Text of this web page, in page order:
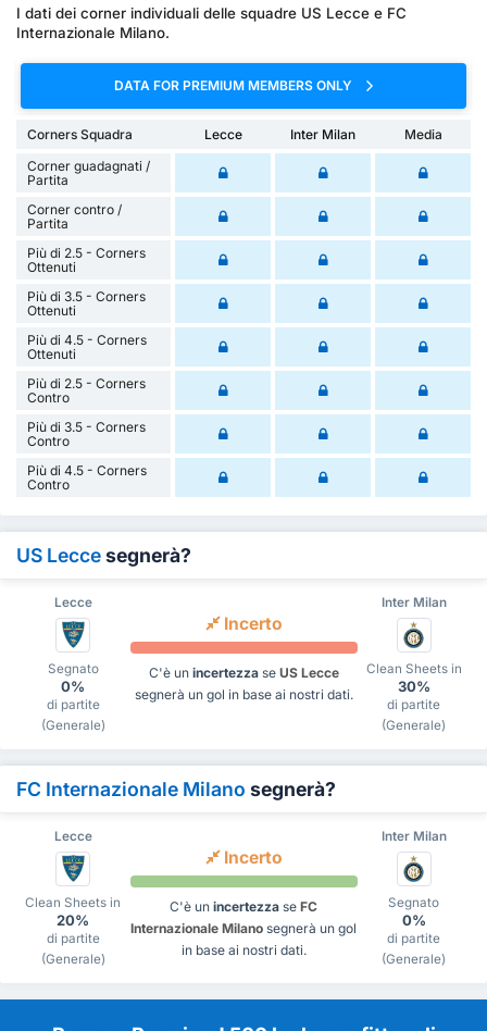
I dati dei corner individuali delle squadre US Lecce e FC
Internazionale Milano.
DATA FOR PREMIUM MEMBERS ONLY
Corners Squadra Lecce Inter Milan
Media
Corner guadagnati /
Partita
Corner contro /
Partita
Più di 2.5 - Corners
Ottenuti
Più di 3.5 - Corners
Ottenuti
Più di 4.5 - Corners
Ottenuti
Più di 2.5 - Corners
Contro
Più di 3.5 - Corners
Contro
Più di 4.5 - Corners
Contro
US Leccesegnerà?
Lecce Inter Milan
Segnato
0%
di partite
(Generale)
Incerto
C'è un incertezzase US Lecce
segnerà un gol in base ai nostri dati.
Clean Sheets in
30%
di partite
(Generale)
FC Internazionale Milano segnerà?
Lecce Inter Milan
Clean Sheets in
20%
di partite
(Generale)
Incerto
C'è un incertezza se FC
Internazionale Milano segnerà un gol
in base ai nostri dati.
Segnato
0%
di partite
(Generale)